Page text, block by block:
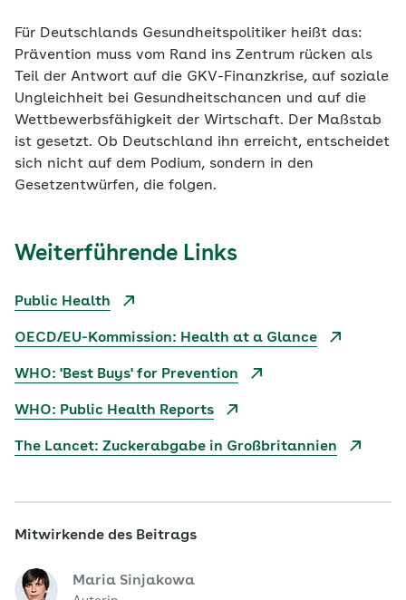
Für Deutschlands Gesundheitspolitiker heißt das:
Prävention muss vom Rand ins Zentrum rücken als
Teil der Antwort auf die GKV-Finanzkrise, auf soziale
Ungleichheit bei Gesundheitschancen und auf die
Wettbewerbsfähigkeit der Wirtschaft. Der Maßstab
ist gesetzt. Ob Deutschland ihn erreicht, entscheidet
sich nicht auf dem Podium, sondern in den
Gesetzentwürfen, die folgen.
Weiterführende Links
Public Health
OECD/EU-Kommission: Health at a Glance
WHO: 'Best Buys' for Prevention
WHO: Public Health Reports
The Lancet: Zuckerabgabe in Großbritannien
Mitwirkende des Beitrags
Maria Sinjakowa